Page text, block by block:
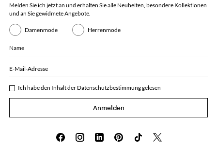
Melden Sie ich jetzt an und erhalten Sie alle Neuheiten, besondere Kollektionen
und an Sie gewidmete Angebote.
Damenmode Herrenmode
Name
E-Mail-Adresse
Ich habe den Inhalt der Datenschutzbestimmunggelesen
Anmelden